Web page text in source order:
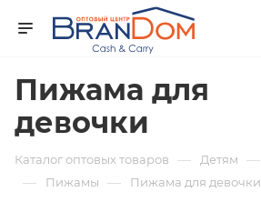
Пижама для
девочки
Каталог оптовых товаров — Детям —
— Пижамы — Пижама для девочки